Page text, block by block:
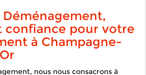
Déménagement,
confiance pour votre
à Champagne-
nous nous consacrons à